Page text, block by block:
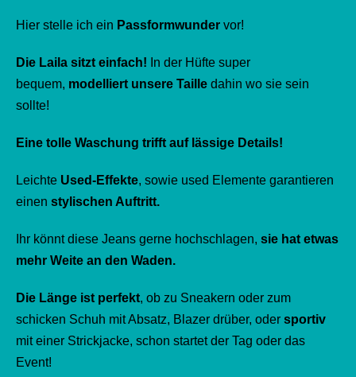
Hier stelle ich ein Passformwunder vor!
Die Laila sitzt einfach! In der Hüfte super
bequem, modelliert unsere Taille dahin wo sie sein
sollte!
Eine tolle Waschung trifft auf lässige Details!
Leichte Used-Effekte, sowie used Elemente garantieren
einen stylischen Auftritt.
Ihr könnt diese Jeans gerne hochschlagen, sie hat etwas
mehr Weite an den Waden.
Die Länge ist perfekt, ob zu Sneakern oder zum
schicken Schuh mit Absatz, Blazer drüber, oder sportiv
mit einer Strickjacke, schon startet der Tag oder das
Event!